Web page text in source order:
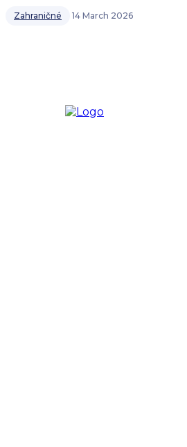
Zahraničné 14 March 2026